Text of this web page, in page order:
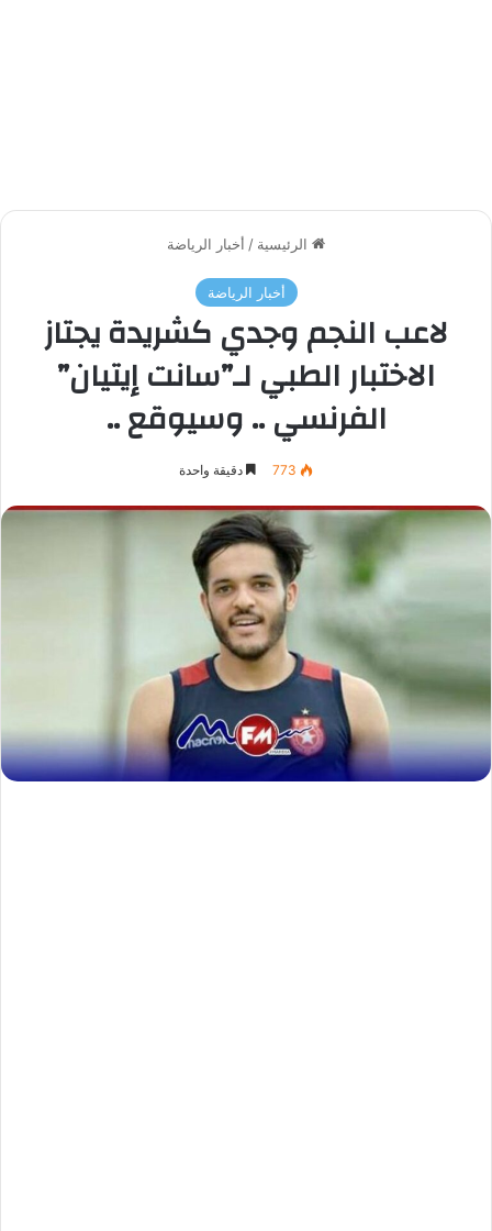
الرئيسية / أخبار الرياضة
أخبار الرياضة
لاعب النجم وجدي كشريدة يجتاز
الاختبار الطبي لـ”سانت إيتيان”
الفرنسي .. وسيوقع ..
773 دقيقة واحدة